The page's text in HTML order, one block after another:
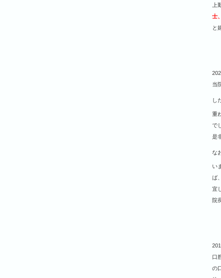
上
士
と
当
し
重
で
是
な
い
ば
宜
院
口
の